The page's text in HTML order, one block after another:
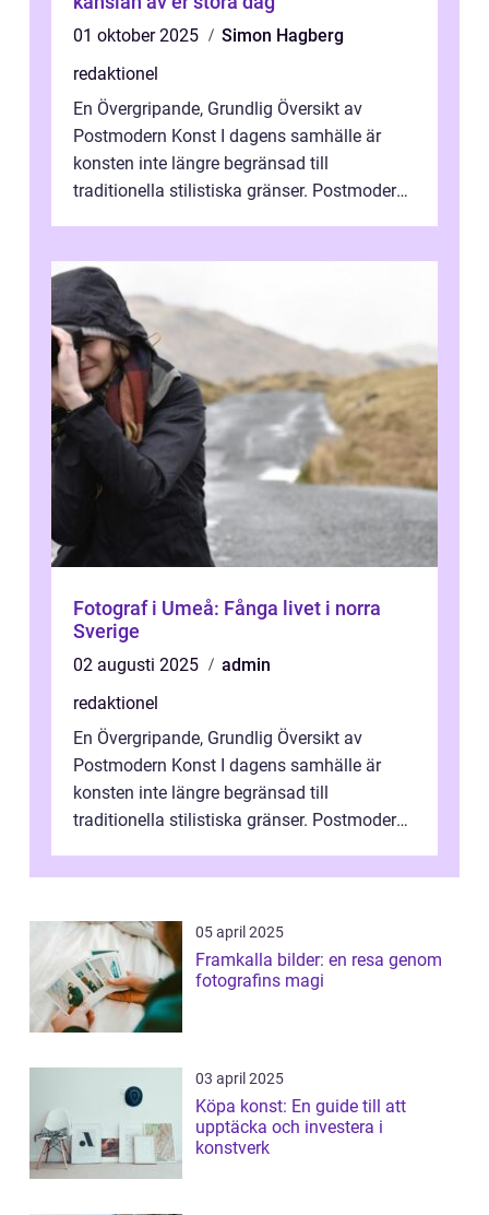
01 oktober 2025
Simon Hagberg
redaktionel
En Övergripande, Grundlig Översikt av
Postmodern Konst I dagens samhälle är
konsten inte längre begränsad till
traditionella stilistiska gränser. Postmodern
Fotograf i Umeå: Fånga livet i norra
Sverige
02 augusti 2025
admin
redaktionel
En Övergripande, Grundlig Översikt av
Postmodern Konst I dagens samhälle är
konsten inte längre begränsad till
traditionella stilistiska gränser. Postmodern
05 april 2025
Framkalla bilder: en resa genom
fotografins magi
03 april 2025
Köpa konst: En guide till att
upptäcka och investera i
konstverk